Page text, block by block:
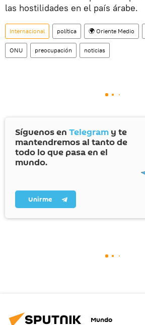
las hostilidades en el país árabe.
Internacional política 🌍 Oriente Medio
ONU preocupación noticias
Síguenos en Telegram y te
mantendremos al tanto de
todo lo que pasa en el
mundo.
Unirme
Mundo